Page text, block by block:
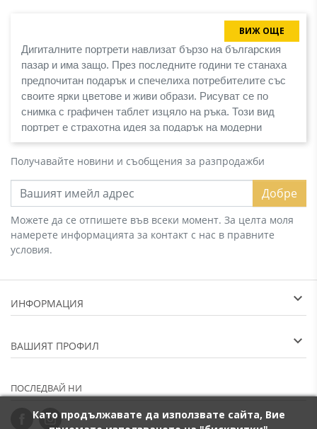
Като продължавате да използвате сайта, Вие
ВИЖ ОЩЕ
Дигиталните портрети навлизат бързо на българския
пазар и има защо. През последните години те станаха
предпочитан подарък и спечелиха потребителите със
своите ярки цветове и живи образи. Рисуват се по
снимка с графичен таблет изцяло на ръка. Този вид
портрет е страхотна идея за подарък на модерни
личности с весел характер и усет за красивото.
Получавайте новини и съобщения за разпродажби
Добре
Можете да се отпишете във всеки момент. За целта моля
намерете информацията за контакт с нас в правните
условия.
ИНФОРМАЦИЯ
ВАШИЯТ ПРОФИЛ
ПОСЛЕДВАЙ НИ